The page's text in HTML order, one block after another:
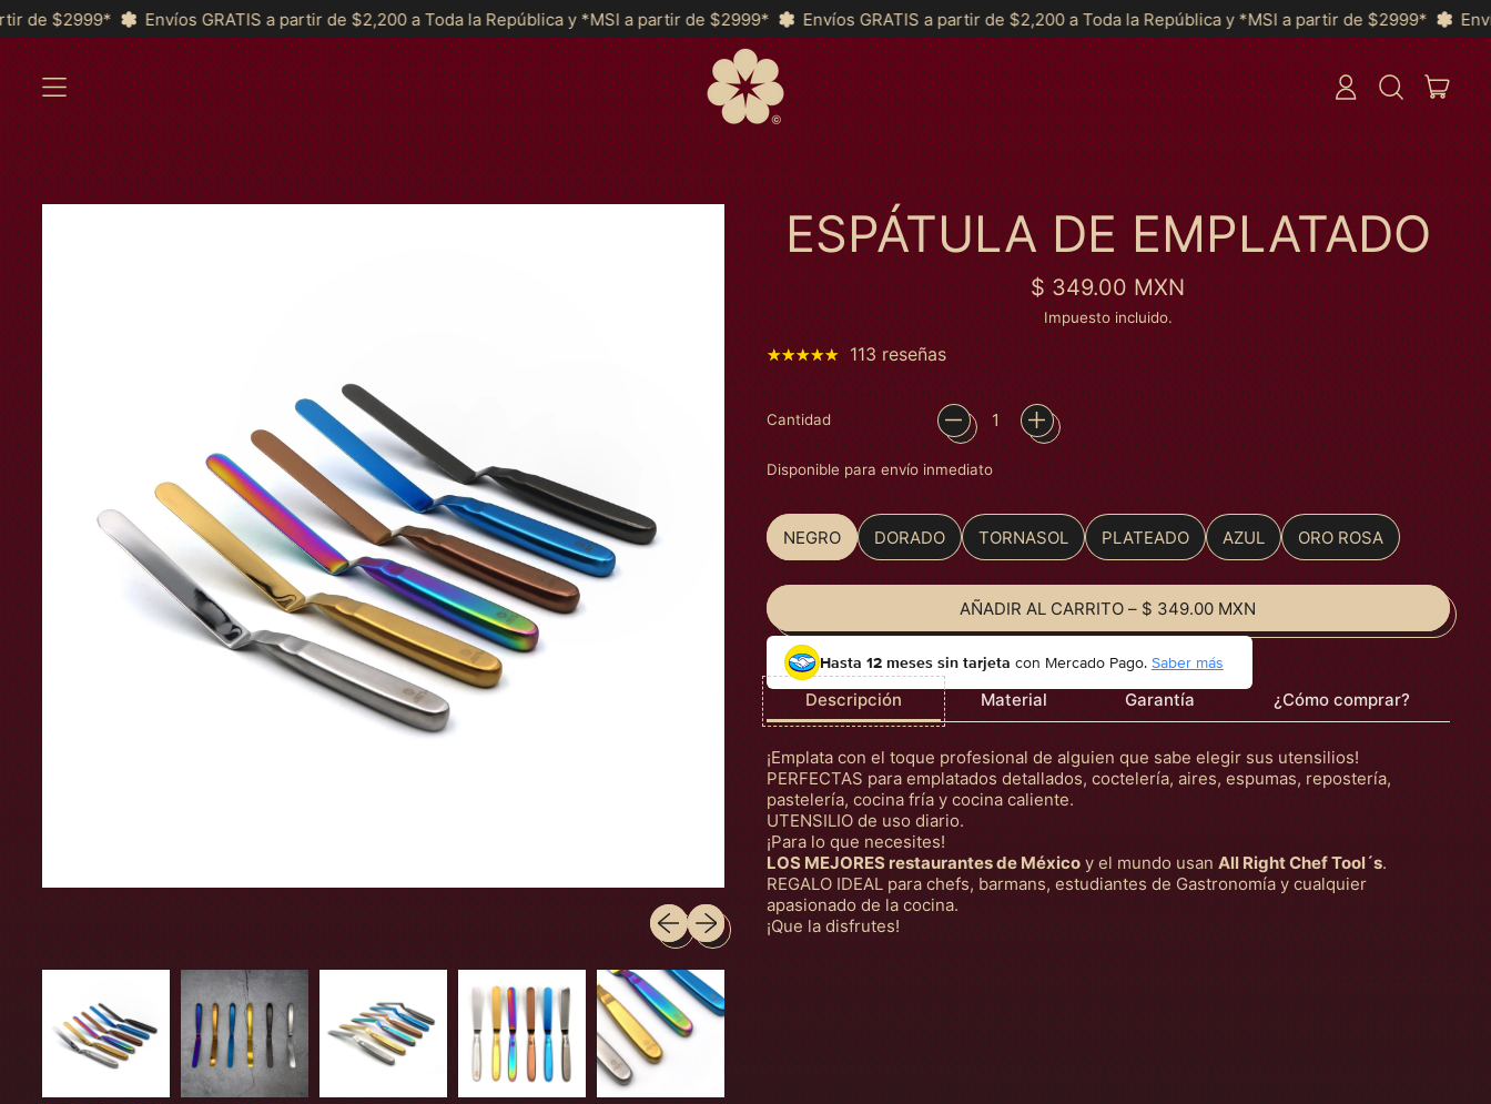
GRATIS a partir de $2,200 a Toda la República y *MSI a partir de $2999* Envíos GRATIS a partir de $2,200 a Toda la República y *MSI a partir de $2999* Envíos GRATIS a partir
MENÚ
INICIAR
SESIÓN
BUSCAR
EN
NUESTRA
PÁGINA
WEB
Diapositiva anterior
Siguiente diapositiva
ESPÁTULA DE EMPLATADO
Precio habitual
$ 349.00 MXN
Impuesto incluido.
113 reseñas
Cantidad
Disponible para envío inmediato
Color
NEGRO DORADO TORNASOL PLATEADO AZUL ORO ROSA
AÑADIR AL CARRITO – $ 349.00 MXN
Hasta 12 meses sin tarjeta con Mercado Pago. Saber más
Descripción
¡Emplata con el toque profesional de alguien que sabe elegir sus utensilios!
PERFECTAS para emplatados detallados, coctelería, aires, espumas, repostería,
pastelería, cocina fría y cocina caliente.
UTENSILIO de uso diario.
¡Para lo que necesites!
LOS MEJORES restaurantes de Méxicoy el mundo usan All Right Chef Tool´s.
REGALO IDEAL para chefs, barmans, estudiantes de Gastronomía y cualquier
apasionado de la cocina.
¡Que la disfrutes!
Material Garantía ¿Cómo comprar?